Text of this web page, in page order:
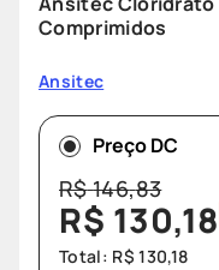
8º
desodorante
Comprimidos
Ansitec
Preço DC
R$146,83
R$ 130,18
Total: R$ 130,18